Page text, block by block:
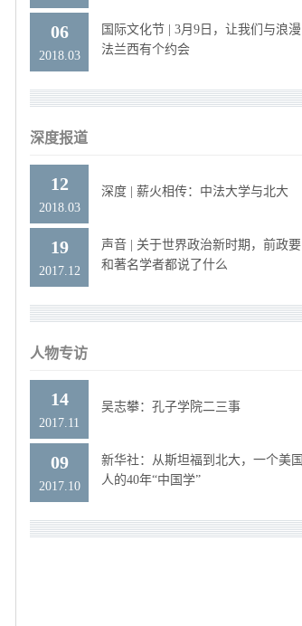
06
2018.03
国际文化节 | 3月9日，让我们与浪漫
法兰西有个约会
深度报道
12
2018.03
深度 | 薪火相传：中法大学与北大
19
2017.12
声音 | 关于世界政治新时期，前政要
和著名学者都说了什么
人物专访
14
2017.11
吴志攀：孔子学院二三事
09
2017.10
新华社：从斯坦福到北大，一个美国
人的40年“中国学”